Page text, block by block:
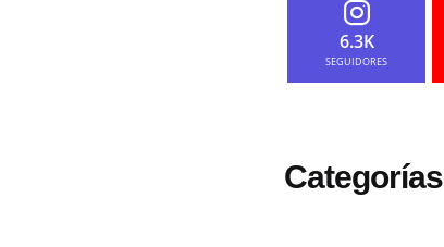
6.3K
SEGUIDORES
Categorías